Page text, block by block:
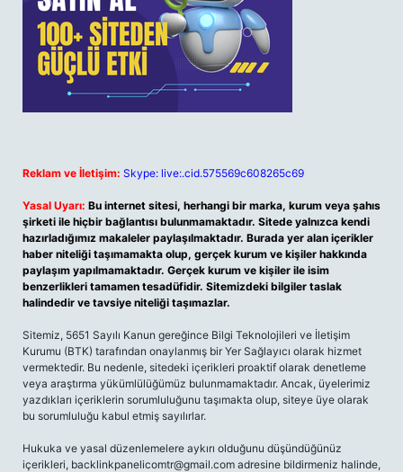
Reklam ve İletişim: Skype: live:.cid.575569c608265c69
Yasal Uyarı: Bu internet sitesi, herhangi bir marka, kurum veya şahıs
şirketi ile hiçbir bağlantısı bulunmamaktadır. Sitede yalnızca kendi
hazırladığımız makaleler paylaşılmaktadır. Burada yer alan içerikler
haber niteliği taşımamakta olup, gerçek kurum ve kişiler hakkında
paylaşım yapılmamaktadır. Gerçek kurum ve kişiler ile isim
benzerlikleri tamamen tesadüfidir. Sitemizdeki bilgiler taslak
halindedir ve tavsiye niteliği taşımazlar.
Sitemiz, 5651 Sayılı Kanun gereğince Bilgi Teknolojileri ve İletişim
Kurumu (BTK) tarafından onaylanmış bir Yer Sağlayıcı olarak hizmet
vermektedir. Bu nedenle, sitedeki içerikleri proaktif olarak denetleme
veya araştırma yükümlülüğümüz bulunmamaktadır. Ancak, üyelerimiz
yazdıkları içeriklerin sorumluluğunu taşımakta olup, siteye üye olarak
bu sorumluluğu kabul etmiş sayılırlar.
Hukuka ve yasal düzenlemelere aykırı olduğunu düşündüğünüz
içerikleri, backlinkpanelicomtr@gmail.com adresine bildirmeniz halinde,